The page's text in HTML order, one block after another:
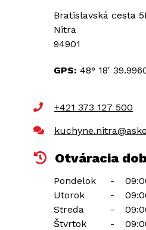
Bratislavská cesta
Nitra
94901
GPS: 48° 18'
+421 373 127 500
Otváracia
Pondelok -
Utorok
-
Streda
-
Štvrtok
-